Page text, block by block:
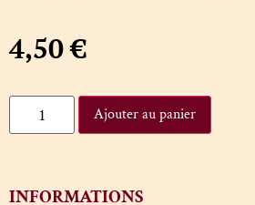
4,50€
Ajouter au panier
INFORMATIONS